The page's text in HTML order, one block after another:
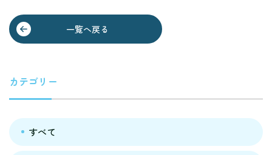
一覧へ戻る
カテゴリー
すべて